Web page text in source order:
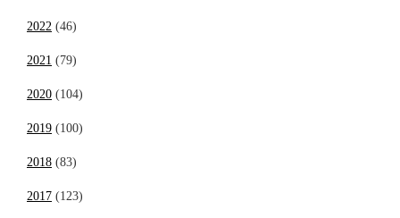
2022 (46)
2021 (79)
2020 (104)
2019 (100)
2018 (83)
2017 (123)